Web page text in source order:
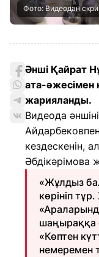
Фото: Видеодан
Әнші Қайрат
ата-әжесімен
жарияланды.
Видеода
кездескенін,
Әбдікәрімова
«Жұлдыз
көрініп
шаңыраққа
«Көптен
немеремен